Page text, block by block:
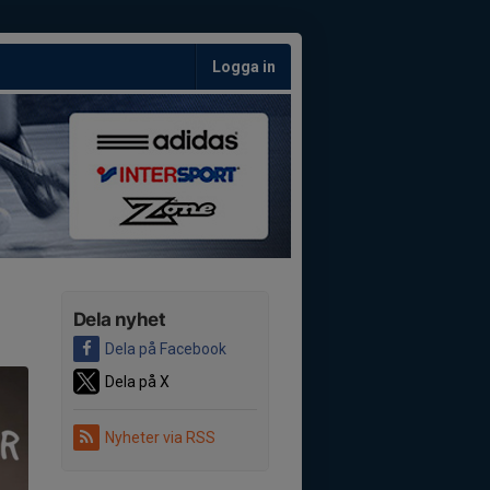
Logga in
Dela nyhet
Dela på Facebook
Dela på X
Nyheter via RSS